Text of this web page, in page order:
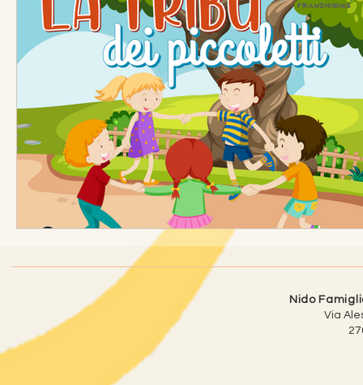
Nido
Via